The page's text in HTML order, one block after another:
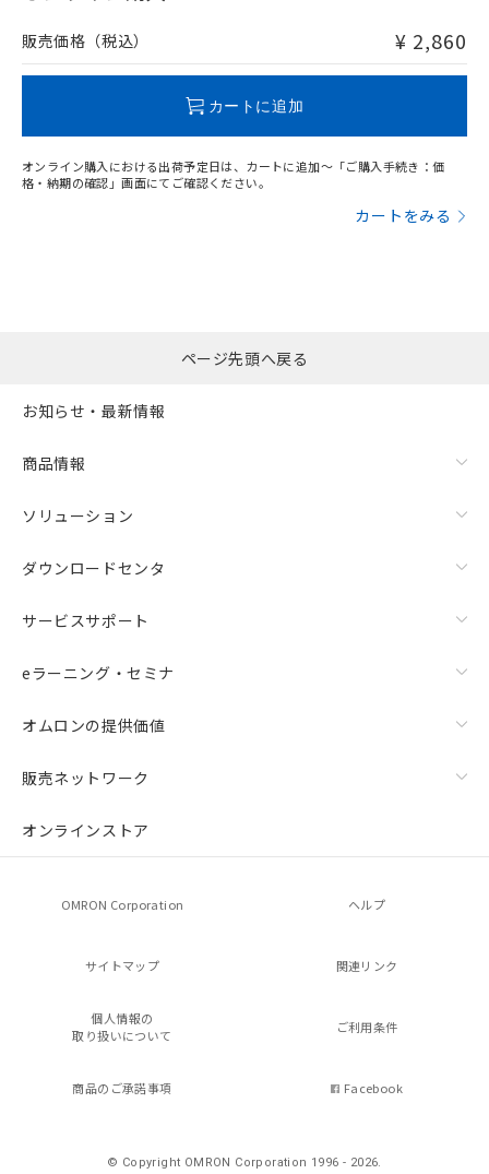
問い合わせください。
販売価格（税込） ¥ 2,860
カートに追加
オンライン購入における出荷予定日は、カートに追加～「ご購入手続き：価
格・納期の確認」画面にてご確認ください。
カートをみる
ページ先頭へ戻る
お知らせ・最新情報
商品情報
ソリューション
ダウンロードセンタ
サービスサポート
eラーニング・セミナ
オムロンの提供価値
販売ネットワーク
オンラインストア
OMRON Corporation ヘルプ
サイトマップ 関連リンク
個人情報の
取り扱いについて
ご利用条件
商品のご承諾事項 Facebook
© Copyright OMRON Corporation 1996 - 2026.